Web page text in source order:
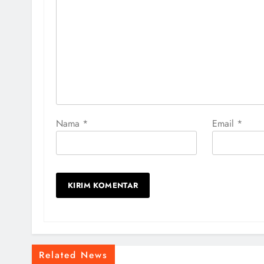
Nama * Email *
Related News